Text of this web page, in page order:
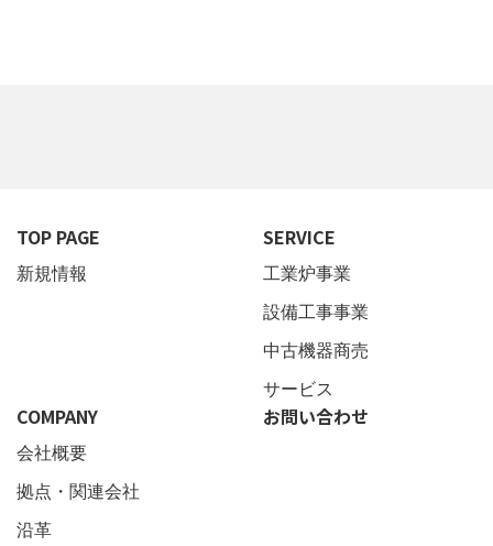
TOP PAGE
新規情報
SERVICE
工業炉事業
設備工事事業
中古機器商売
サービス
COMPANY
会社概要
拠点・関連会社
沿革
お問い合わせ